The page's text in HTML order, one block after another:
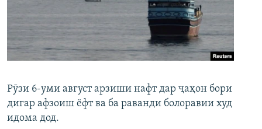
Рӯзи 6-уми август арзиши нафт дар ҷаҳон бори
дигар афзоиш ёфт ва ба раванди болоравии худ
идома дод.